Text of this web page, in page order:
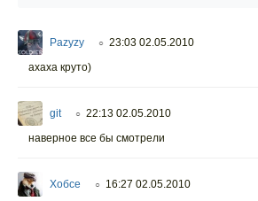
Pazyzy ○ 23:03 02.05.2010
ахаха круто)
git ○ 22:13 02.05.2010
наверное все бы смотрели
Хобсе ○ 16:27 02.05.2010